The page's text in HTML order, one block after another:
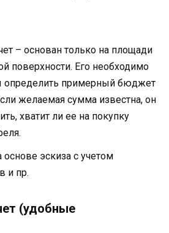
– основан только на площади
поверхности. Его необходимо
определить примерный бюджет
желаемая сумма известна, он
хватит ли ее на покупку
эскиза с учетом
и пр.
(удобные